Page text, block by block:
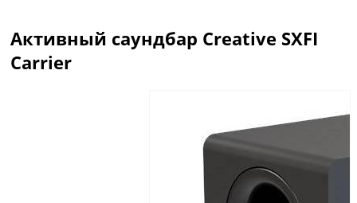
Активный саундбар Creative SXFI
Carrier